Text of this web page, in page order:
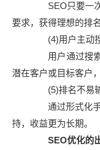
SEO只要一次
要求，获得理想的排
(4)用户主动搜
用户通过搜索
潜在客户或目标客户
(5)排名不易
通过形式化手
持，收益更为长期。
SEO优化的